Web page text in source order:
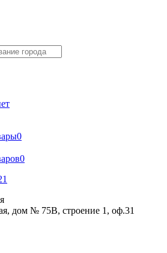
0
0
дом № 75В, строение 1, оф.31